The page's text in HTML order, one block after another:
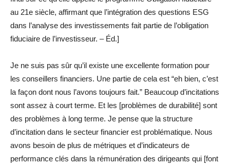
au 21e siècle, affirmant que l’intégration des questions ESG
dans l’analyse des investissements fait partie de l’obligation
fiduciaire de l’investisseur. – Éd.]
Je ne suis pas sûr qu’il existe une excellente formation pour
les conseillers financiers. Une partie de cela est “eh bien, c’est
la façon dont nous l’avons toujours fait.” Beaucoup d’incitations
sont assez à court terme. Et les [problèmes de durabilité] sont
des problèmes à long terme. Je pense que la structure
d’incitation dans le secteur financier est problématique. Nous
avons besoin de plus de métriques et d’indicateurs de
performance clés dans la rémunération des dirigeants qui [font